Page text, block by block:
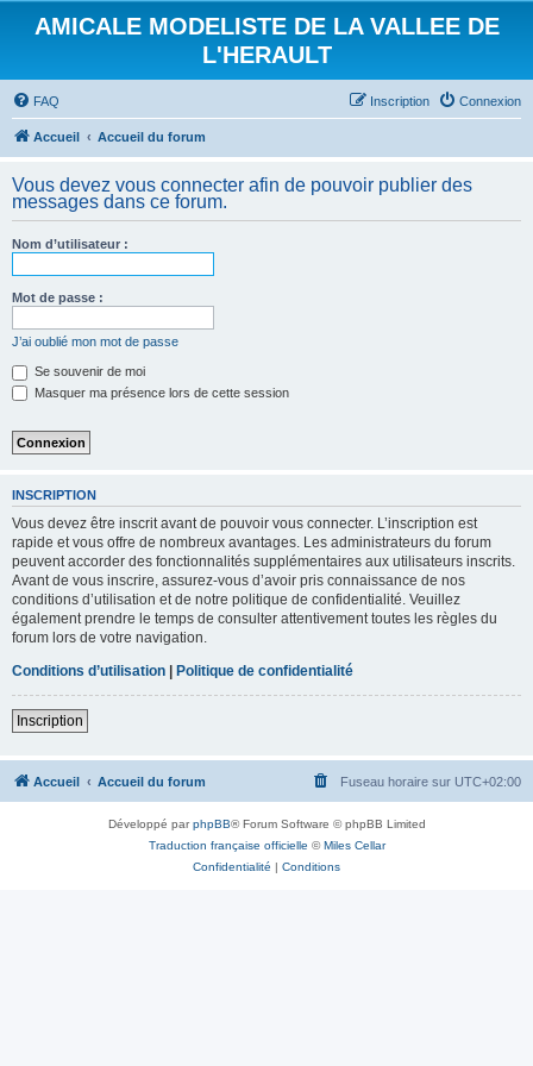
AMICALE MODELISTE DE LA VALLEE DE
L'HERAULT
FAQ Connexion
Inscription
Accueil Accueil du forum
Vous devez vous connecter afin de pouvoir publier des
messages dans ce forum.
Nom d’utilisateur :
Mot de passe :
J’ai oublié mon mot de passe
Se souvenir de moi
Masquer ma présence lors de cette session
INSCRIPTION
Vous devez être inscrit avant de pouvoir vous connecter. L’inscription est
rapide et vous offre de nombreux avantages. Les administrateurs du forum
peuvent accorder des fonctionnalités supplémentaires aux utilisateurs inscrits.
Avant de vous inscrire, assurez-vous d’avoir pris connaissance de nos
conditions d’utilisation et de notre politique de confidentialité. Veuillez
également prendre le temps de consulter attentivement toutes les règles du
forum lors de votre navigation.
Conditions d’utilisation | Politique de confidentialité
Inscription
Accueil Accueil du forum Fuseau horaire sur UTC+02:00
Développé parphpBB® Forum Software © phpBB Limited
Traduction française officielle ©Miles Cellar
Confidentialité | Conditions